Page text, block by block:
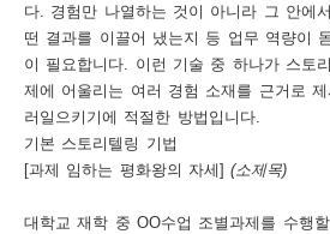
다. 경험만 나열하는 것이 아니라 그 안에
떤 결과를 이끌어 냈는지 등 업무 역량이
이 필요합니다. 이런 기술 중 하나가 스토
제에 어울리는 여러 경험 소재를 근거로
러일으키기에 적절한 방법입니다.
기본 스토리텔링 기법
[과제 임하는 평화왕의 자세](소제목)
대학교 재학 중 OO수업 조별과제를 수행